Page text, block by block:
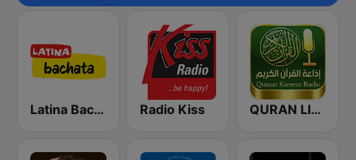
Latina Bachata Radio Kiss QURAN LIVE RADIO